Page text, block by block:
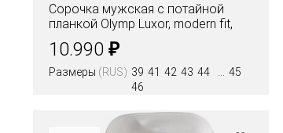
Сорочка мужская с потайной
планкой Olymp Luxor, modern fit,
фактурная ткань
10.990 ₽
Размеры (RUS) 39 41 42 43 44
45
46